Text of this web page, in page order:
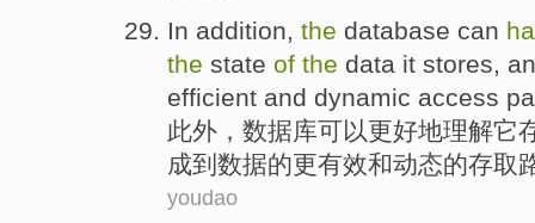
In addition, the database can
the state of the data it stores,
efficient and dynamic access
此外 ， 数据库可以更好地理解它
成到 数据的更有效和动态的存取
youdao